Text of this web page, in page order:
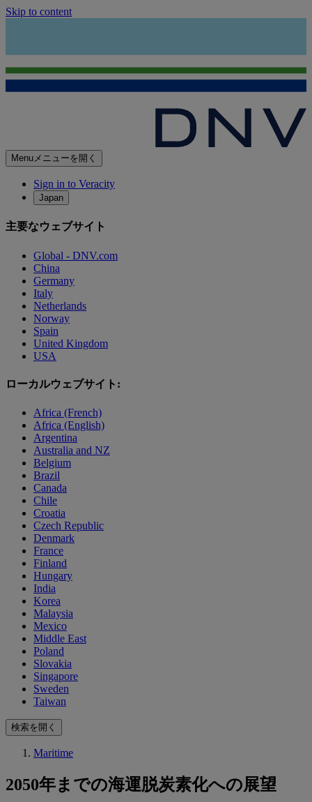
Skip to content
Menuメニューを開く
Sign in to Veracity
Japan
主要なウェブサイト
Global - DNV.com
China
Germany
Italy
Netherlands
Norway
Spain
United Kingdom
USA
ローカルウェブサイト:
Africa (French)
Africa (English)
Argentina
Australia and NZ
Belgium
Brazil
Canada
Chile
Croatia
Czech Republic
Denmark
France
Finland
Hungary
India
Korea
Malaysia
Mexico
Middle East
Poland
Slovakia
Singapore
Sweden
Taiwan
検索を開く
Maritime
2050年までの海運脱炭素化への展望